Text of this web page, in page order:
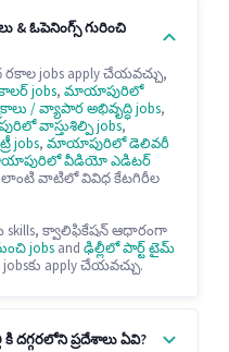
ఓపెనింగ్స్ గురించి
jobs apply చేయవచ్చు,
jobs, మాయాపురిలో
/ వ్యాపార అభివృద్ధి jobs,
వాస్తుశిల్పి jobs,
jobs, మాయాపురిలో డెలివరీ
వీడియో ఎడిటర్
లాంటి వాటిలో వివిధ కేటగిరీల
skills, క్వాలిఫికేషన్ ఆధారంగా
jobs and ఢిల్లీలో పార్ట్ టైమ్
apply చేయవచ్చు.
ప్రదేశాలు ఏవి?